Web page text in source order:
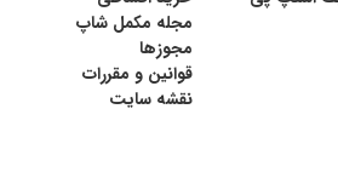
از نور و رطوبت نگهداری
مجله مکمل شاپ
مجوزها
قوانین و مقررات
نقشه سایت